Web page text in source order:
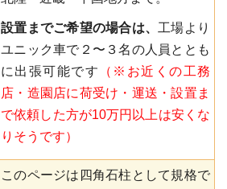
設置までご希望の場合は、 工場より
ユニック車で２〜３名の人員ととも
に出張可能です
（※お近くの工務
店・造園店に荷受け・運送・設置ま
で依頼した方が10万円以上は安くな
りそうです）
このページは四角石柱として規格で